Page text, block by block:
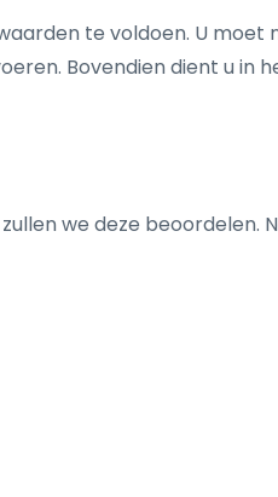
​te voldoen. U moet
Bovendien dient u in
we deze beoordelen.